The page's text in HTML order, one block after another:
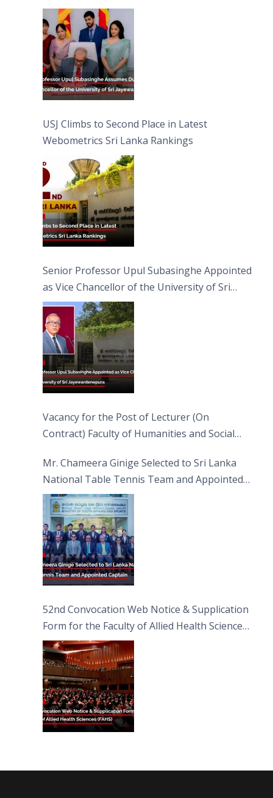
University of Sri Jayewardenepura
USJ Climbs to Second Place in Latest
Webometrics Sri Lanka Rankings
Senior Professor Upul Subasinghe Appointed
as Vice Chancellor of the University of Sri
Jayewardenepura
Vacancy for the Post of Lecturer (On
Contract) Faculty of Humanities and Social
Mr. Chameera Ginige Selected to Sri Lanka
National Table Tennis Team and Appointed
Captain
52nd Convocation Web Notice & Supplication
Form for the Faculty of Allied Health Sciences
(FAHS)